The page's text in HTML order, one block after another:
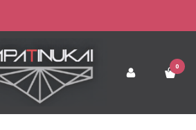
0
- KOJINIŲ